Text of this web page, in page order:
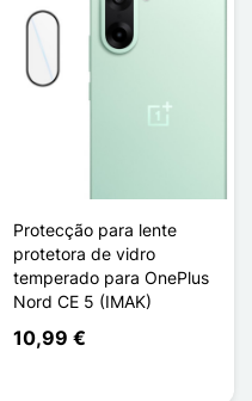
Protecção para lente
protetora de vidro
temperado para OnePlus
Nord CE 5 (IMAK)
10,99 €